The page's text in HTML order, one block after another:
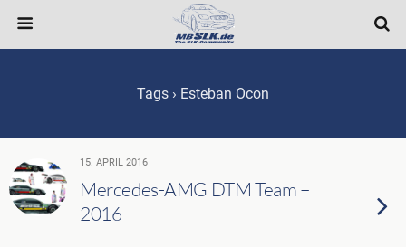
Tags › Esteban Ocon
15. APRIL 2016
Mercedes-AMG DTM Team –
2016